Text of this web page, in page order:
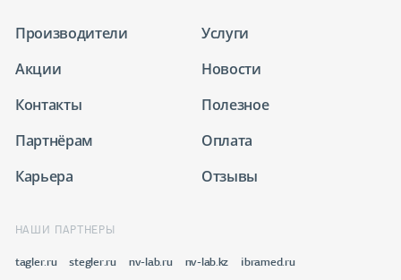
Производители
Услуги
Акции
Новости
Контакты
Полезное
Партнёрам
Оплата
Карьера
Отзывы
НАШИ ПАРТНЕРЫ
tagler.ru stegler.ru nv-lab.ru nv-lab.kz ibramed.ru